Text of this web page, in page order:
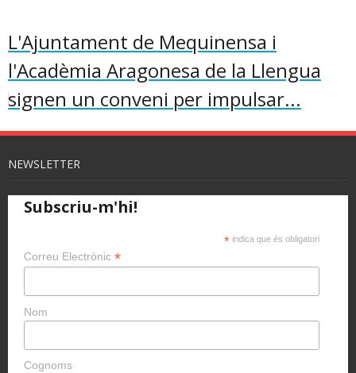
L'Ajuntament de Mequinensa i
l'Acadèmia Aragonesa de la Llengua
signen un conveni per impulsar...
NEWSLETTER
Subscriu-m'hi!
* indica que és obligatori
Correu Electrònic *
Nom
Cognoms